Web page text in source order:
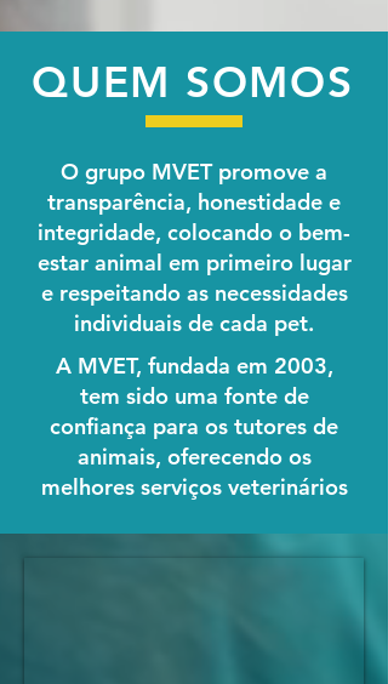
QUEM SOMOS
O grupo MVET promove a
transparência, honestidade e
integridade, colocando o bem-
estar animal em primeiro lugar
e respeitando as necessidades
individuais de cada pet.
A MVET, fundada em 2003,
tem sido uma fonte de
confiança para os tutores de
animais, oferecendo os
melhores serviços veterinários